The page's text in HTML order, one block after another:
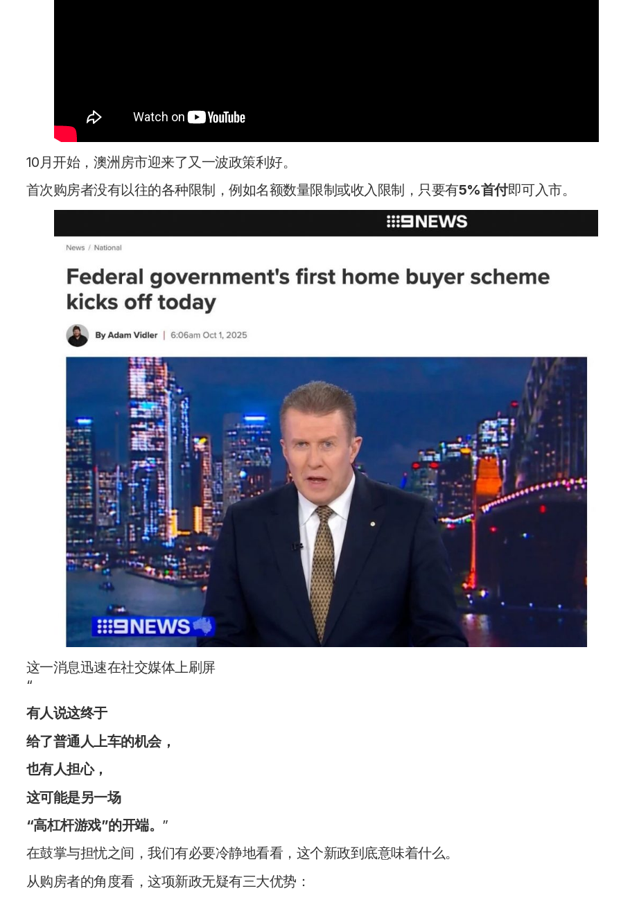
10月开始，澳洲房市迎来了又一波政策利好。
首次购房者没有以往的各种限制，例如名额数量限制或收入限制，只要有5%首付即可入市。
这一消息迅速在社交媒体上刷屏
“
有人说这终于
给了普通人上车的机会，
也有人担心，
这可能是另一场
“高杠杆游戏”的开端。 ”
在鼓掌与担忧之间，我们有必要冷静地看看，这个新政到底意味着什么。
从购房者的角度看，这项新政无疑有三大优势：